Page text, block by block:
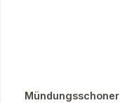
Mündungsschoner